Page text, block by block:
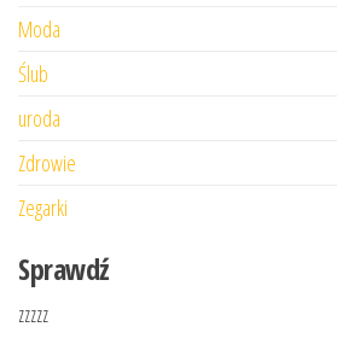
Moda
Ślub
uroda
Zdrowie
Zegarki
Sprawdź
zzzzz